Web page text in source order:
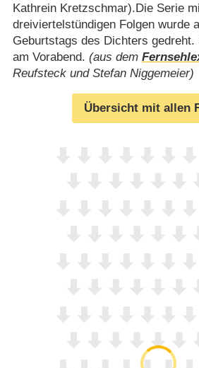
Kathrein Kretzschmar).Die Serie
dreiviertelstündigen Folgen wurde
Geburtstags des Dichters
am Vorabend. (aus dem
Reufsteck und Stefan Niggemeier)
Übersicht mit allen